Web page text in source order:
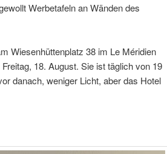
Werbetafeln an Wänden des
Wiesenhüttenplatz 38 im Le Méridien
18. August. Sie ist täglich von 19
danach, weniger Licht, aber das Hotel